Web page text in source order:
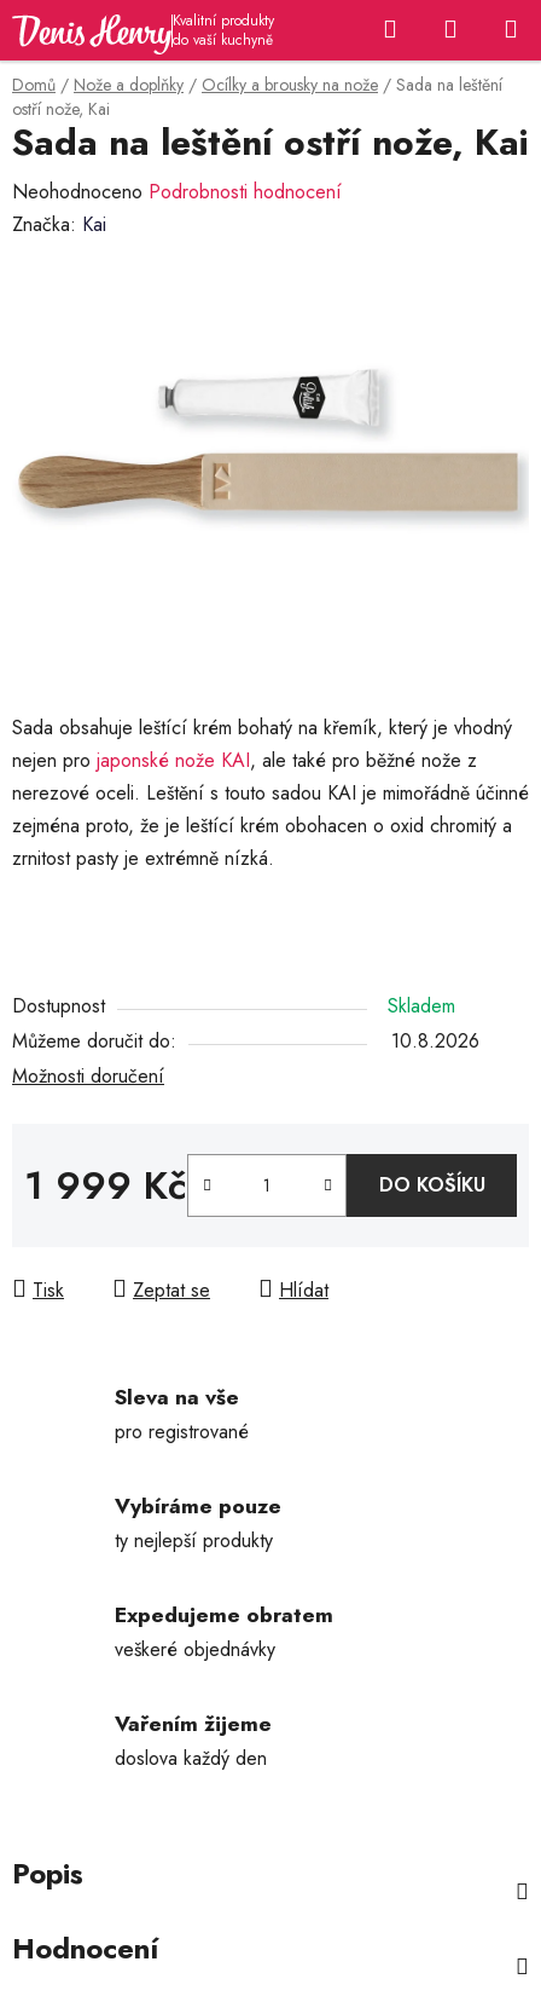
Přejít
obsah
Hledat
KOŠÍK
Domů / Nože a doplňky / Ocílky a brousky na nože / Sada na leštění
ostří nože, Kai
Sada obsahuje leštící krém bohatý na křemík, který je vhodný
nejen pro japonské nože KAI, ale také pro běžné nože z
nerezové oceli. Leštění s touto sadou KAI je mimořádně účinné
zejména proto, že je leštící krém obohacen o oxid chromitý a
zrnitost pasty je extrémně nízká.
Dostupnost
Skladem
Můžeme doručit do:
10.8.2026
Možnosti doručení
1 999 Kč DO KOŠÍKU
Tisk Zeptat se Hlídat
Sada na leštění ostří nože, Kai
Průměrné
hodnocení
Neohodnoceno Podrobnosti hodnocení
Značka: Kai
Sleva na vše
pro registrované
Vybíráme pouze
ty nejlepší produkty
Expedujeme obratem
veškeré objednávky
Vařením žijeme
doslova každý den
Popis
Hodnocení